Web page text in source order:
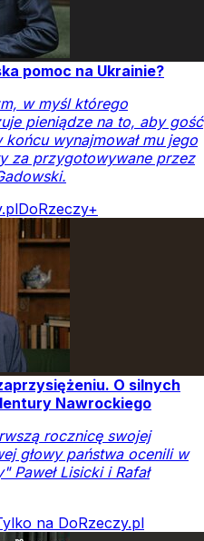
pomoc na Ukrainie?
w myśl którego
pieniądze na to, aby gość
wynajmował mu jego
za przygotowywane przez
DoRzeczy+
O silnych
Nawrockiego
rocznicę swojej
głowy państwa ocenili w
Paweł Lisicki i Rafał
na DoRzeczy.pl